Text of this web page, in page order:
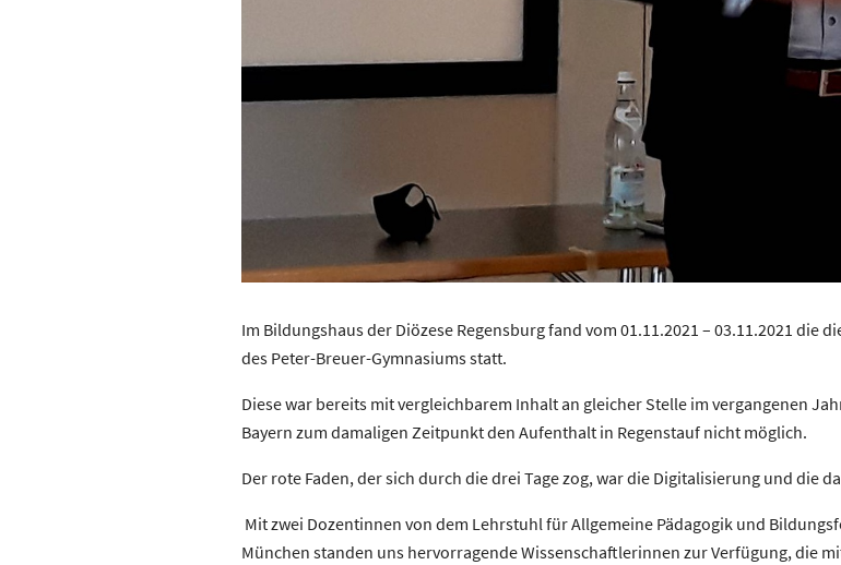
Im Bildungshaus der Diözese Regensburg fand vom 01.11.2021 – 03.11.2021
des Peter-Breuer-Gymnasiums statt.
Diese war bereits mit vergleichbarem Inhalt an gleicher Stelle im vergangenen
Bayern zum damaligen Zeitpunkt den Aufenthalt in Regenstauf nicht möglich.
Der rote Faden, der sich durch die drei Tage zog, war die Digitalisierung und die
Mit zwei Dozentinnen von dem Lehrstuhl für Allgemeine Pädagogik und
München standen uns hervorragende Wissenschaftlerinnen zur Verfügung, die